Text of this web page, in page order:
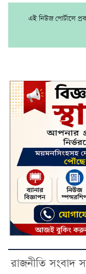
এই নিউজ পোর্টালে
রাজনীতি সংবাদ